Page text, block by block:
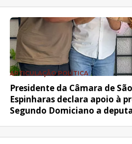
ARTICULAÇÃO POLÍTICA
Presidente da Câmara de
Espinharas declara apoio à
Segundo Domiciano a